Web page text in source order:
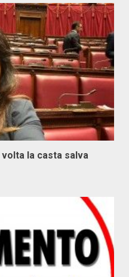
volta la casta salva